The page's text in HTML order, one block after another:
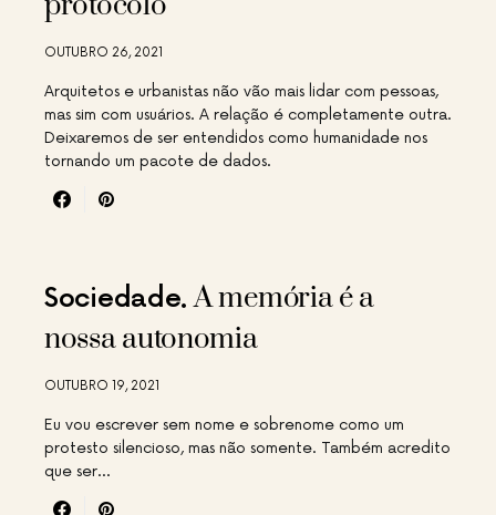
OUTUBRO 26, 2021
Arquitetos e urbanistas não vão mais lidar com pessoas,
mas sim com usuários. A relação é completamente outra.
Deixaremos de ser entendidos como humanidade nos
tornando um pacote de dados.
Sociedade A memória é a
nossa autonomia
OUTUBRO 19, 2021
Eu vou escrever sem nome e sobrenome como um
protesto silencioso, mas não somente. Também acredito
que ser…